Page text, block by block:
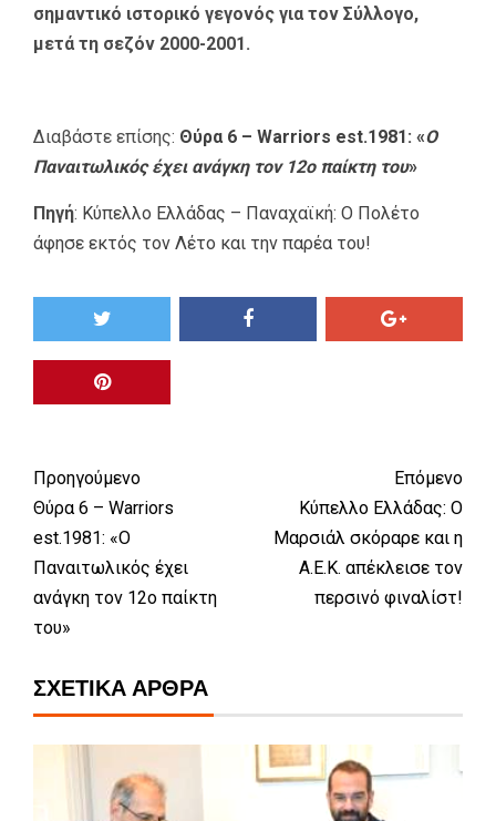
σημαντικό ιστορικό γεγονός για τον Σύλλογο,
μετά τη σεζόν 2000-2001.
Διαβάστε επίσης: Θύρα 6 – Warriors est.1981: «Ο
Παναιτωλικός έχει ανάγκη τον 12ο παίκτη του»
Πηγή: Κύπελλο Ελλάδας – Παναχαϊκή: Ο Πολέτο
άφησε εκτός τον Λέτο και την παρέα του!
Προηγούμενο
Θύρα 6 – Warriors
est.1981: «Ο
Παναιτωλικός έχει
ανάγκη τον 12ο παίκτη
του»
Επόμενο
Κύπελλο Ελλάδας: Ο
Μαρσιάλ σκόραρε και η
Α.Ε.Κ. απέκλεισε τον
περσινό φιναλίστ!
ΣΧΕΤΙΚΆ ΆΡΘΡΑ